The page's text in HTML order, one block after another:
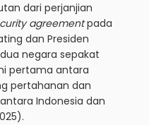
dari perjanjian
agreementpada
dan Presiden
negara sepakat
pertama antara
pertahanan dan
Indonesia dan